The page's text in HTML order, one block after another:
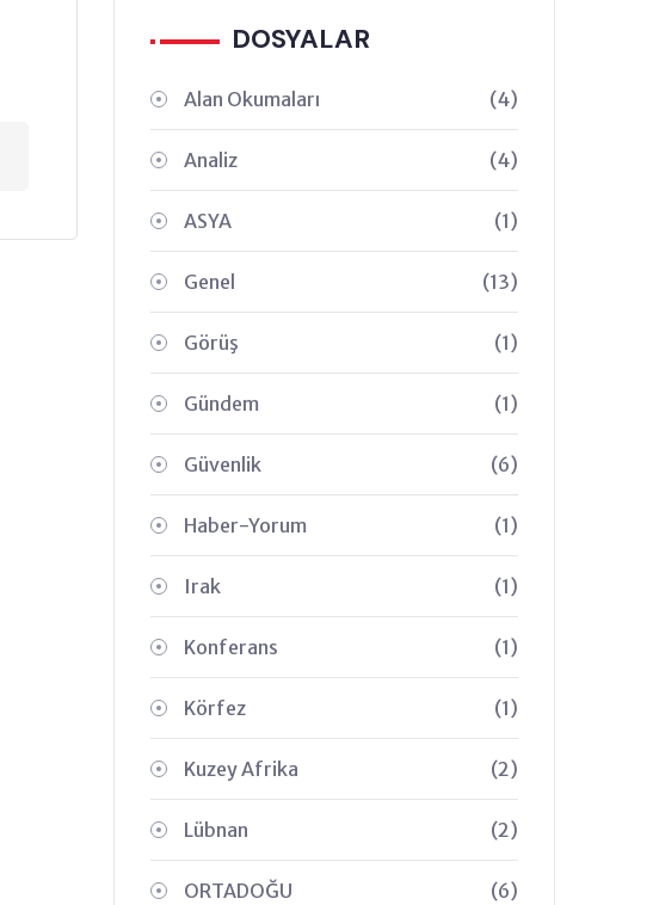
DOSYALAR
Alan Okumaları (4)
Analiz (4)
ASYA (1)
Genel (13)
Görüş (1)
Gündem (1)
Güvenlik (6)
Haber-Yorum (1)
Irak (1)
Konferans (1)
Körfez (1)
Kuzey Afrika (2)
Lübnan (2)
ORTADOĞU (6)